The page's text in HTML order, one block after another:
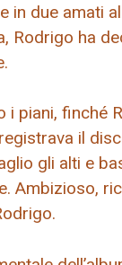
due amati
Rodrigo ha
i piani, finché
il
gli alti e
Ambizioso,